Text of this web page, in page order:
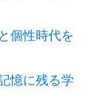
個性時代を
憶に残る学